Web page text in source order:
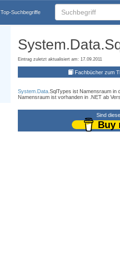
Top-Suchbegriffe
Eintrag zuletzt aktualisiert am: 17.09.2011
Fachbücher zum
System.Data.SqlTypes ist Namensraum in
Namensraum ist vorhanden in .NET ab
Sind
Buy